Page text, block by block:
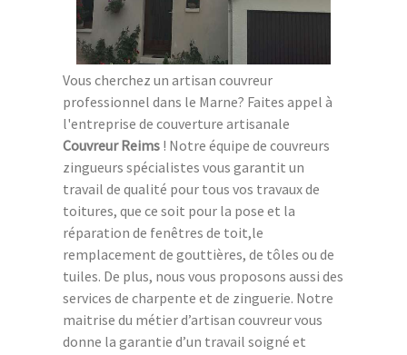
Vous cherchez un artisan couvreur
professionnel dans le Marne? Faites appel à
l'entreprise de couverture artisanale
Couvreur Reims ! Notre équipe de couvreurs
zingueurs spécialistes vous garantit un
travail de qualité pour tous vos travaux de
toitures, que ce soit pour la pose et la
réparation de fenêtres de toit,le
remplacement de gouttières, de tôles ou de
tuiles. De plus, nous vous proposons aussi des
services de charpente et de zinguerie. Notre
maitrise du métier d’artisan couvreur vous
donne la garantie d’un travail soigné et